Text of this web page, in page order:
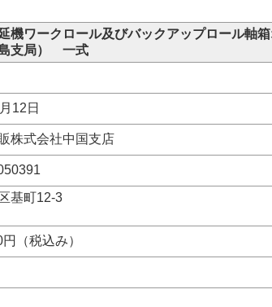
機ワークロール及びバックアップロール軸
支局） 一式
12日
株式会社中国支店
基町12-3
（税込み）